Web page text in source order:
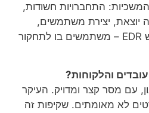
התחברויות חשודות,
יוצאת, יצירת משתמשים,
שינויים בהרשאות. אם יש EDR – משתמשים בו לתחקור
והלקוחות?
עם מסר קצר ומדויק. העיקר
לא מאומתים. שקיפות זה